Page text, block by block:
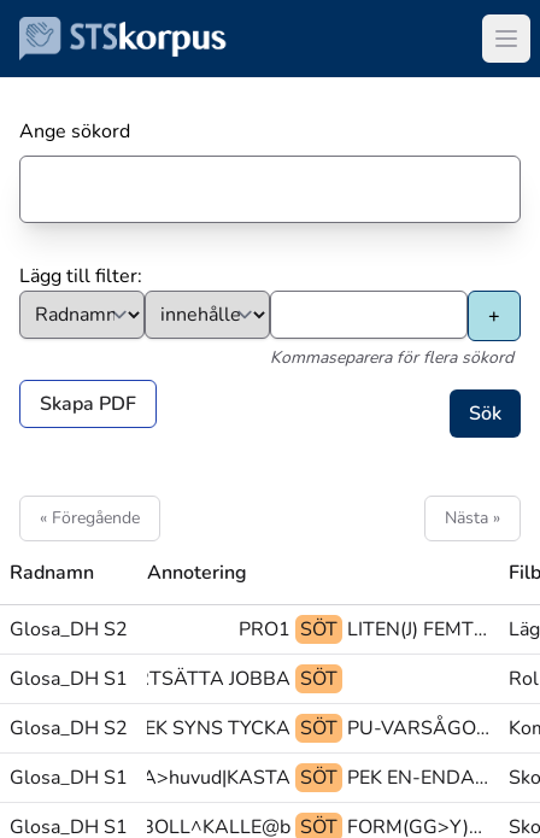
Ange sökord
Lägg till filter:
Kommaseparera för flera sökord
Skapa PDF
« Föregående Nästa »
Radnamn Annotering
Glosa_DH S2 PRO1 SÖT LITEN(J) FEMTIO^FEM@num KVADRAT
Glosa_DH S1
HÅLLA-UT FORTSÄTTA JOBBA SÖT
Glosa_DH S2
PEK SYNS TYCKA SÖT PU-VARSÅGOD@g BARA(B) JA@b
Glosa_DH S1
FÅ HJÄLM TA>huvud|KASTA SÖT PEK EN-ENDA HA
Glosa_DH S1
HETA wtyp: BOLL^KALLE@b SÖT FORM(GG>Y)+BESKRIVNING@p>mage GLOSA:HÅRUPPSÄTTNING>nacke SAMLA